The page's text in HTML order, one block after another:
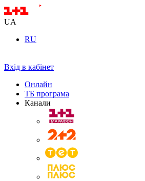
UA
RU
Вхід в кабінет
Онлайн
ТБ програма
Канали